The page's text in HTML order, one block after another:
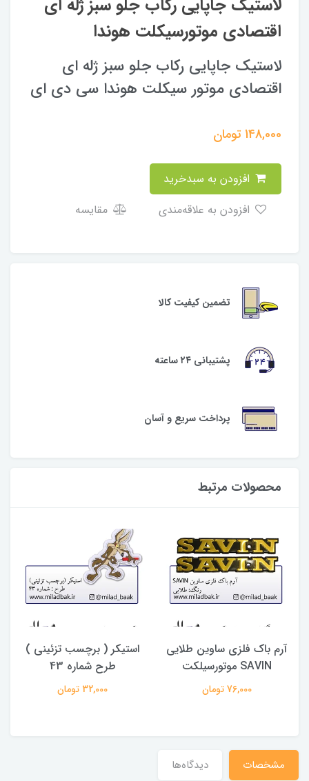
لاستیک جاپایی رکاب جلو سبز ژله ای
اقتصادی موتورسیکلت هوندا
لاستیک جاپایی رکاب جلو سبز ژله ای
اقتصادی موتور سیکلت هوندا سی دی ای
148,000تومان
مقایسه
تضمین کیفیت کالا
پشتیبانی ۲۴ ساعته
پرداخت سریع و آسان
محصولات مرتبط
آرم باک فلزی ساوین طلایی
SAVIN موتورسیلکت
76,000 تومان
استیکر ( برچسب تزئینی )
طرح شماره 43
32,000 تومان
مشخصات دیدگاه‌ها